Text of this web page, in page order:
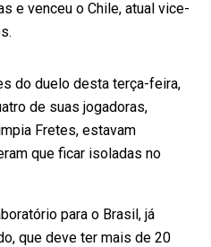
e venceu o Chile, atual vice-
do duelo desta terça-feira,
de suas jogadoras,
Fretes, estavam
que ficar isoladas no
para o Brasil, já
que deve ter mais de 20